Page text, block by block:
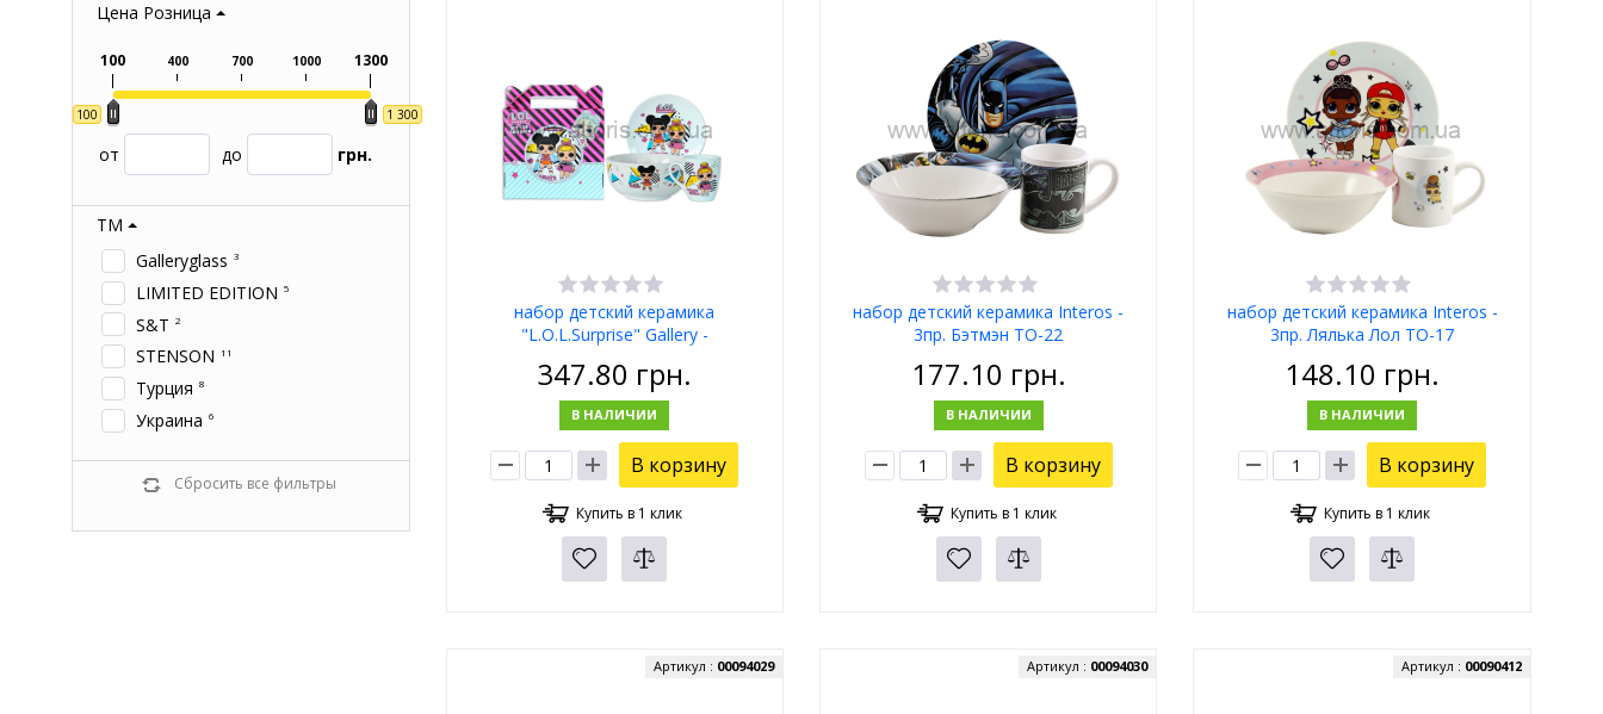
Цена Розница
100 1 300
100 400 700 1000 1300
от до грн.
ТМ
Galleryglass 3
LIMITED EDITION 5
S&T 2
STENSON 11
Турция 8
Украина 6
Сбросить все фильтры
набор детский керамика
"L.O.L.Surprise" Gallery -
+чаш. 220мл) Totally awesome
347.80 грн.
В НАЛИЧИИ
В корзину
Купить в 1 клик
набор детский керамика Interos -
3пр. Бэтмэн TO-22
177.10 грн.
В НАЛИЧИИ
В корзину
Купить в 1 клик
набор детский керамика Interos -
3пр. Лялька Лол TO-17
148.10 грн.
В НАЛИЧИИ
В корзину
Купить в 1 клик
Артикул : 00094029 Артикул : 00094030 Артикул : 00090412